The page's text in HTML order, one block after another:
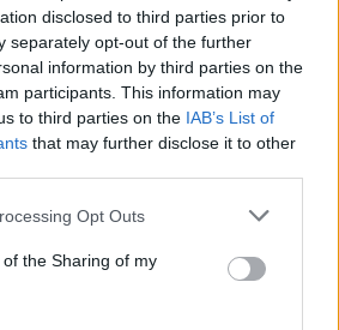
disclosed to third parties prior to
separately opt-out of the further
information by third parties on the
participants. This information may
to third parties on the IAB’s List of
that may further disclose it to other
Opt Outs
the Sharing of my
Social Media
& Privacy Menu
Πολιτική Απορρήτου